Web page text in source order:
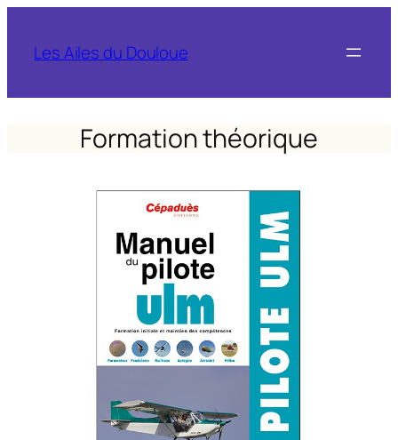
Les Ailes du Douloue
Formation théorique